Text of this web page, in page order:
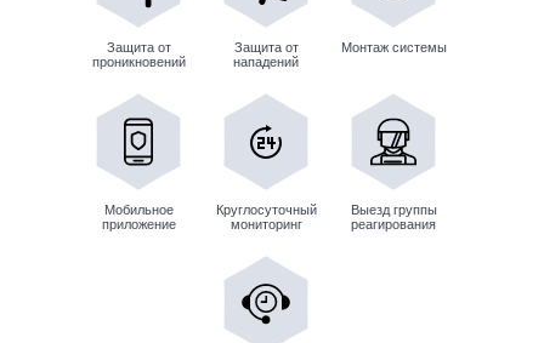
Защита от
проникновений
Защита от
нападений
Монтаж системы
Мобильное
приложение
Круглосуточный
мониторинг
Выезд группы
реагирования